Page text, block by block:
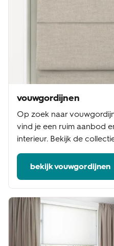
vouwgordijnen
Op zoek naar
vind je een ruim aanbod
interieur. Bekijk de
bekijk vouwgordijnen